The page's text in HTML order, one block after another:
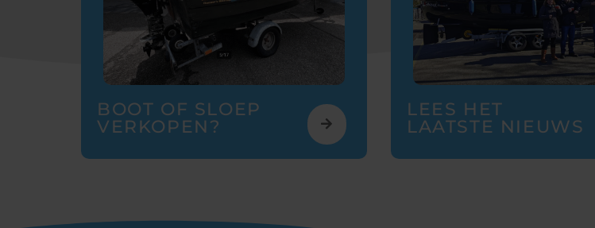
BOOT OF SLOEP
VERKOPEN?
LEES HET
LAATSTE NIEUWS